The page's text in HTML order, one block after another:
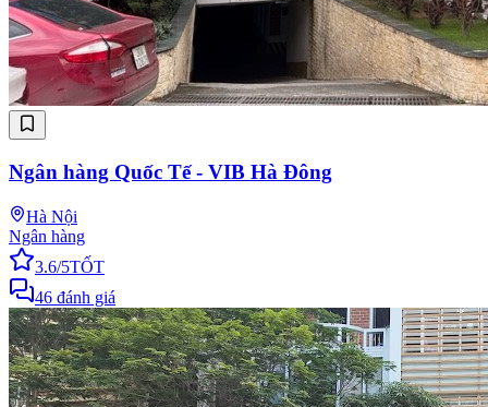
Ngân hàng Quốc Tế - VIB Hà Đông
Hà Nội
Ngân hàng
3.6/5TỐT
46 đánh giá